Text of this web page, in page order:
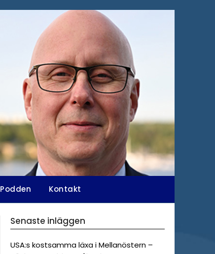
Podden Kontakt
Senaste inläggen
USA:s kostsamma läxa i Mellanöstern –